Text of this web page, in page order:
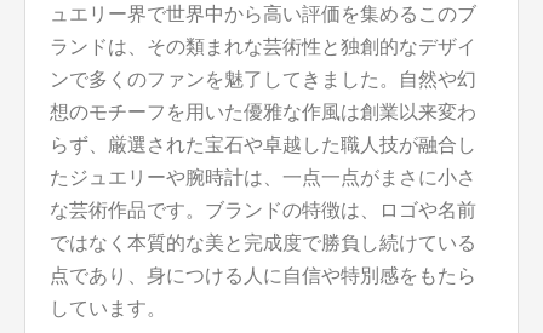
ュエリー界で世界中から高い評価を集めるこのブ
ランドは、その類まれな芸術性と独創的なデザイ
ンで多くのファンを魅了してきました。自然や幻
想のモチーフを用いた優雅な作風は創業以来変わ
らず、厳選された宝石や卓越した職人技が融合し
たジュエリーや腕時計は、一点一点がまさに小さ
な芸術作品です。ブランドの特徴は、ロゴや名前
ではなく本質的な美と完成度で勝負し続けている
点であり、身につける人に自信や特別感をもたら
しています。